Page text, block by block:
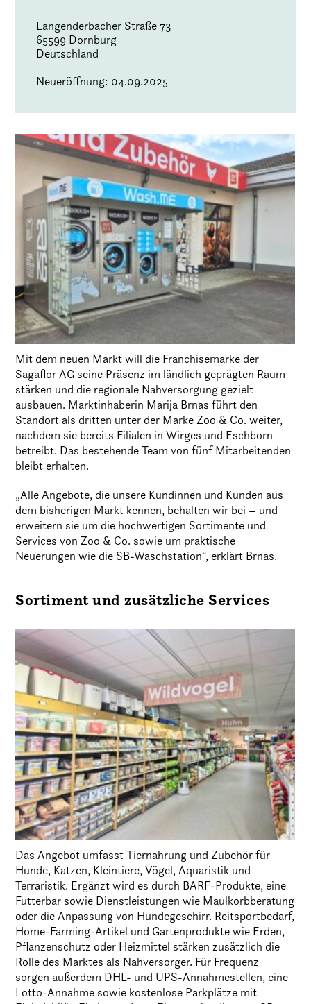
Langenderbacher Straße 73
65599 Dornburg
Deutschland
Neueröffnung: 04.09.2025
Mit dem neuen Markt will die Franchisemarke der
Sagaflor AG seine Präsenz im ländlich geprägten Raum
stärken und die regionale Nahversorgung gezielt
ausbauen. Marktinhaberin Marija Brnas führt den
Standort als dritten unter der Marke Zoo & Co. weiter,
nachdem sie bereits Filialen in Wirges und Eschborn
betreibt. Das bestehende Team von fünf Mitarbeitenden
bleibt erhalten.
„Alle Angebote, die unsere Kundinnen und Kunden aus
dem bisherigen Markt kennen, behalten wir bei – und
erweitern sie um die hochwertigen Sortimente und
Services von Zoo & Co. sowie um praktische
Neuerungen wie die SB-Waschstation“, erklärt Brnas.
Sortiment und zusätzliche Services
Das Angebot umfasst Tiernahrung und Zubehör für
Hunde, Katzen, Kleintiere, Vögel, Aquaristik und
Terraristik. Ergänzt wird es durch BARF-Produkte, eine
Futterbar sowie Dienstleistungen wie Maulkorbberatung
oder die Anpassung von Hundegeschirr. Reitsportbedarf,
Home-Farming-Artikel und Gartenprodukte wie Erden,
Pflanzenschutz oder Heizmittel stärken zusätzlich die
Rolle des Marktes als Nahversorger. Für Frequenz
sorgen außerdem DHL- und UPS-Annahmestellen, eine
Lotto-Annahme sowie kostenlose Parkplätze mit